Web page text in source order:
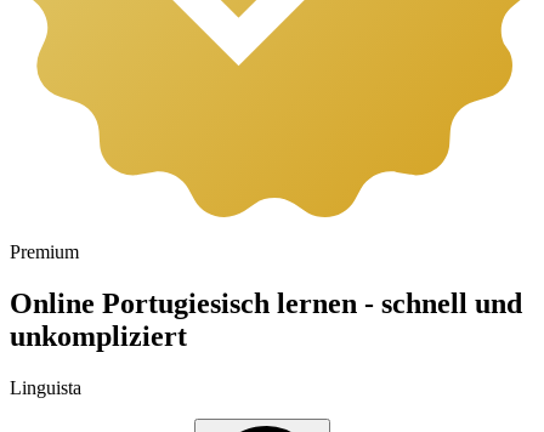
Premium
Online Portugiesisch lernen - schnell und
unkompliziert
Linguista